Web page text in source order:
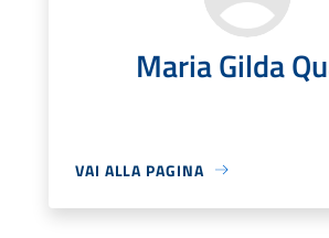
Maria Gilda
VAI ALLA PAGINA